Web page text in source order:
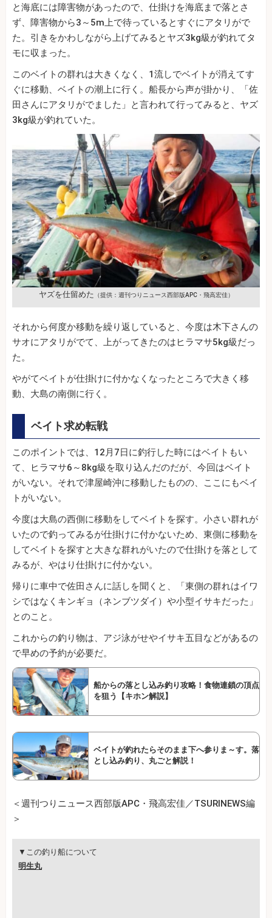
と海底には障害物があったので、仕掛けを海底まで落とさ
ず、障害物から3～5m上で待っているとすぐにアタリがで
た。引きをかわしながら上げてみるとヤズ3kg級が釣れてタ
モに収まった。
このベイトの群れは大きくなく、1流しでベイトが消えてす
ぐに移動、ベイトの潮上に行く。船長から声が掛かり、「佐
田さんにアタリがでました」と言われて行ってみると、ヤズ
3kg級が釣れていた。
ヤズを仕留めた （提供：週刊つりニュース西部版APC・飛高宏佳）
それから何度か移動を繰り返していると、今度は木下さんの
サオにアタリがでて、上がってきたのはヒラマサ5kg級だっ
た。
やがてベイトが仕掛けに付かなくなったところで大きく移
動、大島の南側に行く。
ベイト求め転戦
このポイントでは、12月7日に釣行した時にはベイトもい
て、ヒラマサ6～8kg級を取り込んだのだが、今回はベイト
がいない。それで津屋崎沖に移動したものの、ここにもベイ
トがいない。
今度は大島の西側に移動をしてベイトを探す。小さい群れが
いたので釣ってみるが仕掛けに付かないため、東側に移動を
してベイトを探すと大きな群れがいたので仕掛けを落として
みるが、やはり仕掛けに付かない。
帰りに車中で佐田さんに話しを聞くと、「東側の群れはイワ
シではなくキンギョ（ネンブツダイ）や小型イサキだった」
とのこと。
これからの釣り物は、アジ泳がせやイサキ五目などがあるの
で早めの予約が必要だ。
船からの落とし込み釣り攻略！食物連鎖の頂点
を狙う【キホン解説】
ベイトが釣れたらそのまま下へ参りま～す。落
とし込み釣り、丸ごと解説！
＜週刊つりニュース西部版APC・飛高宏佳／TSURINEWS編
＞
▼この釣り船について
明生丸